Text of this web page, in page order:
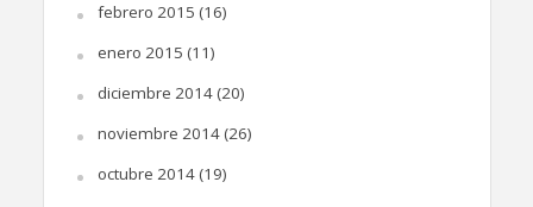
febrero 2015 (16)
enero 2015 (11)
diciembre 2014(20)
noviembre 2014(26)
octubre 2014(19)